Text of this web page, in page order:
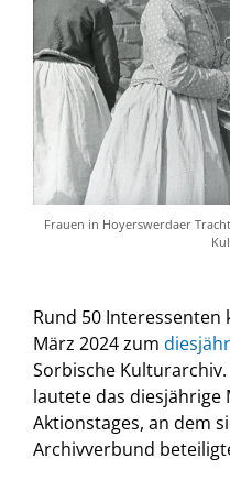
Frauen in Hoyerswerdaer
Rund 50 Interessenten
März 2024 zum
Sorbische Kulturarchiv.
lautete das
Aktionstages, an dem
Archivverbund